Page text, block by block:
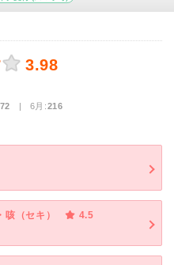
3.98
| 6月:216
咳（セキ）
4.5